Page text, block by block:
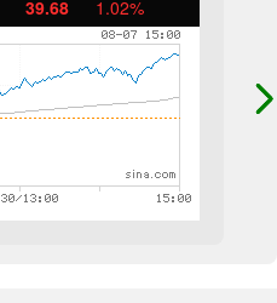
39.68 1.02%